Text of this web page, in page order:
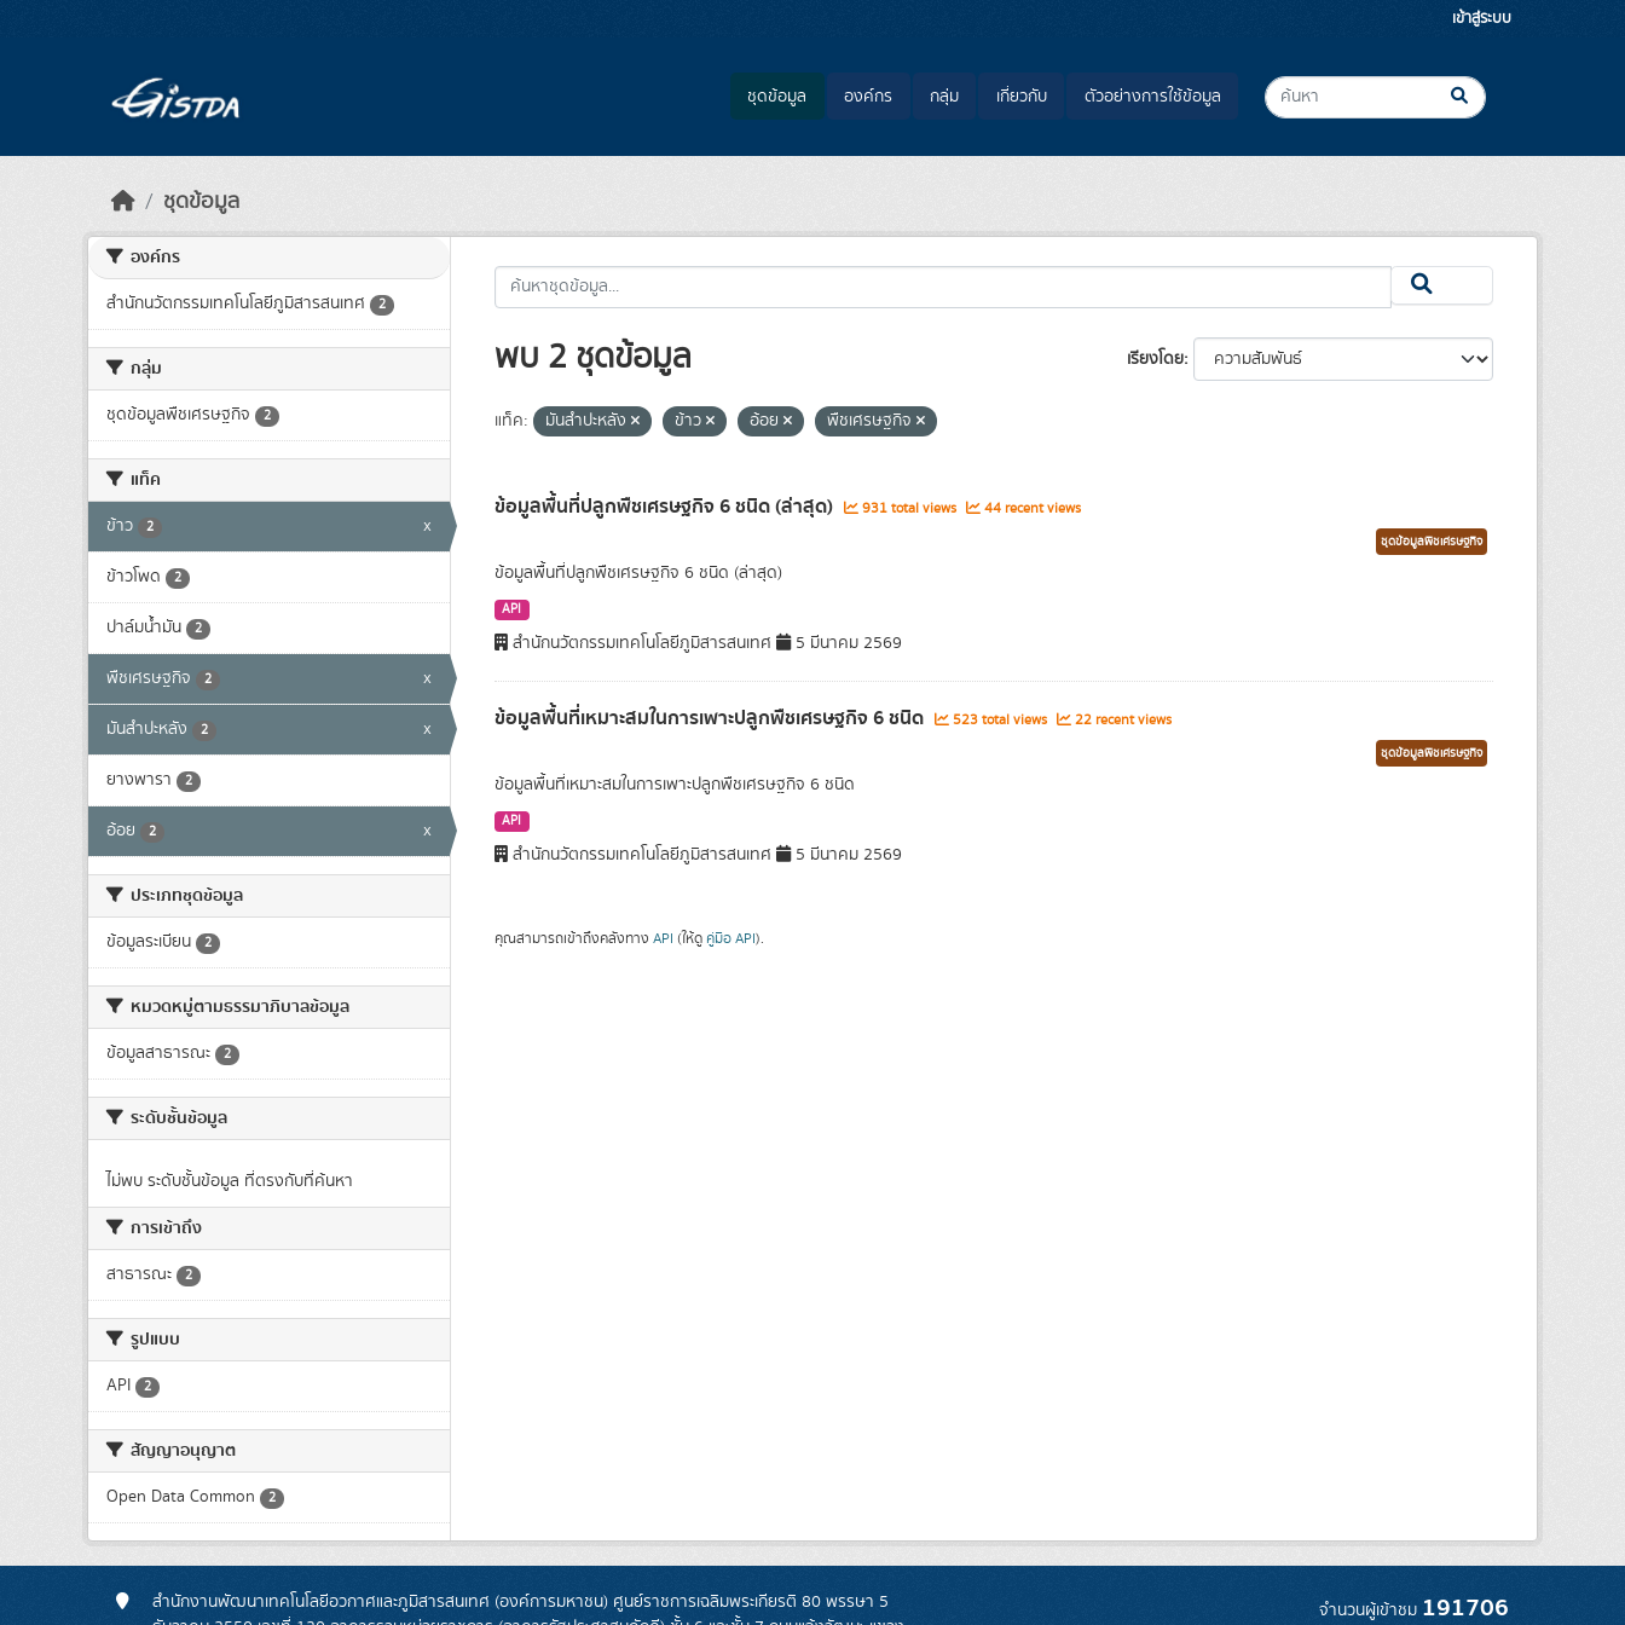
เข้าสู่ระบบ
ชุดข้อมูล องค์กร กลุ่ม เกี่ยวกับ ตัวอย่างการใช้ข้อมูล
ชุดข้อมูล
องค์กร
สำนักนวัตกรรมเทคโนโลยีภูมิสารสนเทศ 2
กลุ่ม
ชุดข้อมูลพืชเศรษฐกิจ 2
แท็ค
ข้าว 2 x
ข้าวโพด 2
ปาล์มน้ำมัน 2
พืชเศรษฐกิจ 2 x
มันสำปะหลัง 2 x
ยางพารา 2
อ้อย 2 x
ประเภทชุดข้อมูล
ข้อมูลระเบียน 2
หมวดหมู่ตามธรรมาภิบาลข้อมูล
ข้อมูลสาธารณะ 2
ระดับชั้นข้อมูล
ไม่พบ ระดับชั้นข้อมูล ที่ตรงกับที่ค้นหา
การเข้าถึง
สาธารณะ 2
รูปแบบ
API 2
สัญญาอนุญาต
Open Data Common 2
เรียงโดย
พบ 2 ชุดข้อมูล
แท็ค: มันสำปะหลัง ข้าว อ้อย พืชเศรษฐกิจ
ข้อมูลพื้นที่ปลูกพืชเศรษฐกิจ 6 ชนิด (ล่าสุด) 931 total views 44 recent views
ชุดข้อมูลพืชเศรษฐกิจ
ข้อมูลพื้นที่ปลูกพืชเศรษฐกิจ 6 ชนิด (ล่าสุด)
API
สำนักนวัตกรรมเทคโนโลยีภูมิสารสนเทศ 5 มีนาคม 2569
ข้อมูลพื้นที่เหมาะสมในการเพาะปลูกพืชเศรษฐกิจ 6 ชนิด 523 total views 22 recent views
ชุดข้อมูลพืชเศรษฐกิจ
ข้อมูลพื้นที่เหมาะสมในการเพาะปลูกพืชเศรษฐกิจ 6 ชนิด
API
สำนักนวัตกรรมเทคโนโลยีภูมิสารสนเทศ 5 มีนาคม 2569
คุณสามารถเข้าถึงคลังทาง API (ให้ดู คู่มือ API).
สำนักงานพัฒนาเทคโนโลยีอวกาศและภูมิสารสนเทศ (องค์การมหาชน) ศูนย์ราชการเฉลิมพระเกียรติ 80 พรรษา 5
จำนวนผู้เข้าชม 191706